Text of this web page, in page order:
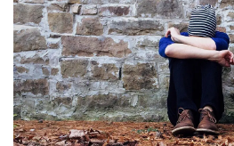
基
礎】
パ
ソ
コ
ン
の